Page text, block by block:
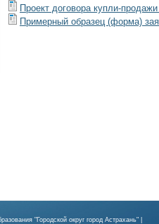
Проект договора купли-
Примерный образец (форма)
"Городской округ город Астрахань" |